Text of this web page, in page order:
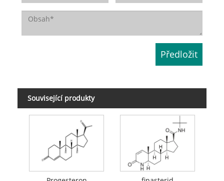
Související produkty